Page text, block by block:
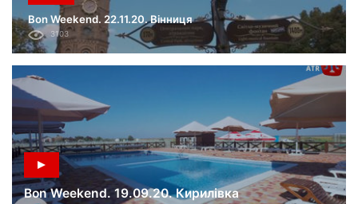
Bon Weekend. 22.11.20. Вінниця
3103
Bon Weekend. 19.09.20. Кирилівка